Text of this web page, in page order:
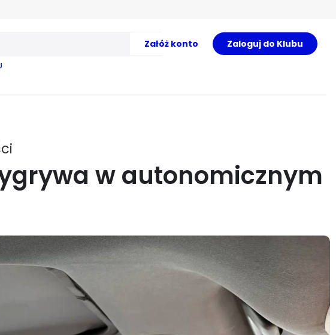
Załóż konto Zaloguj do Klubu
w autonomicznym